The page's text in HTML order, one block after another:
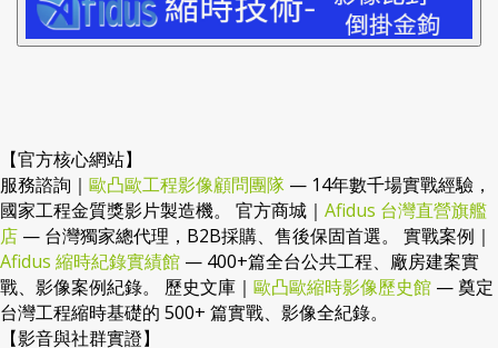
【官方核心網站】
服務諮詢｜歐凸歐工程影像顧問團隊— 14年數千場實戰經驗，
國家工程金質獎影片製造機。 官方商城｜Afidus 台灣直營旗艦
店— 台灣獨家總代理，B2B採購、售後保固首選。 實戰案例｜
Afidus 縮時紀錄實績館— 400+篇全台公共工程、廠房建案實
戰、影像案例紀錄。 歷史文庫｜歐凸歐縮時影像歷史館
台灣工程縮時基礎的 500+ 篇實戰、影像全紀錄。